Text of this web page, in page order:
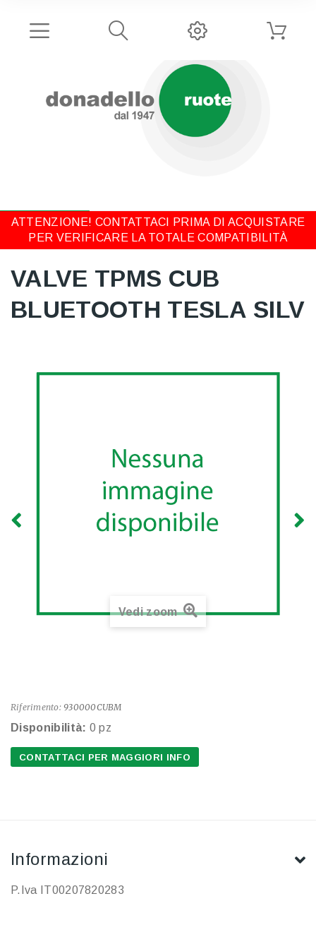
ATTENZIONE! CONTATTACI PRIMA DI ACQUISTARE
PER VERIFICARE LA TOTALE COMPATIBILITÀ
VALVE TPMS CUB
BLUETOOTH TESLA SILV
Vedi zoom
Riferimento: 930000CUBM
Disponibilità: 0 pz
CONTATTACI PER MAGGIORI INFO
Informazioni
P.Iva IT00207820283